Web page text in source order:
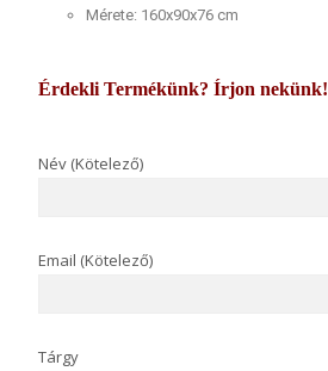
Mérete: 160x90x76 cm
Érdekli Termékünk? Írjon nekünk!
Név (Kötelező)
Email (Kötelező)
Tárgy